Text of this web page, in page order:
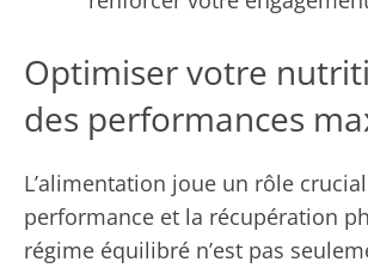
Optimiser votre
des performances
L’alimentation joue un rôle
performance et la récupération
régime équilibré n’est pas